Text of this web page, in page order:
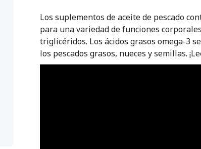
Los suplementos de aceite de pescado
para una variedad de funciones
triglicéridos. Los ácidos grasos omega-3
los pescados grasos, nueces y semillas.